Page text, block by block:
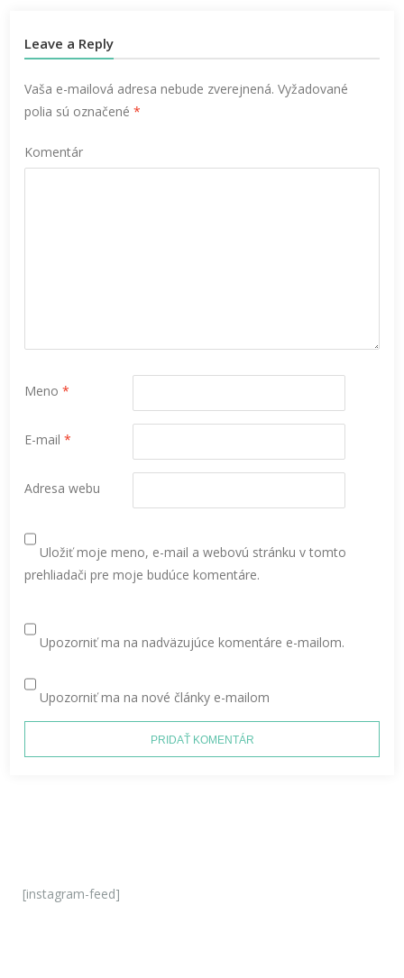
Leave a Reply
Vaša e-mailová adresa nebude zverejnená. Vyžadované
polia sú označené*
Komentár
Meno*
E-mail*
Adresa webu
Uložiť moje meno, e-mail a webovú stránku v tomto
prehliadači pre moje budúce komentáre.
Upozorniť ma na nadväzujúce komentáre e-mailom.
Upozorniť ma na nové články e-mailom
[instagram-feed]